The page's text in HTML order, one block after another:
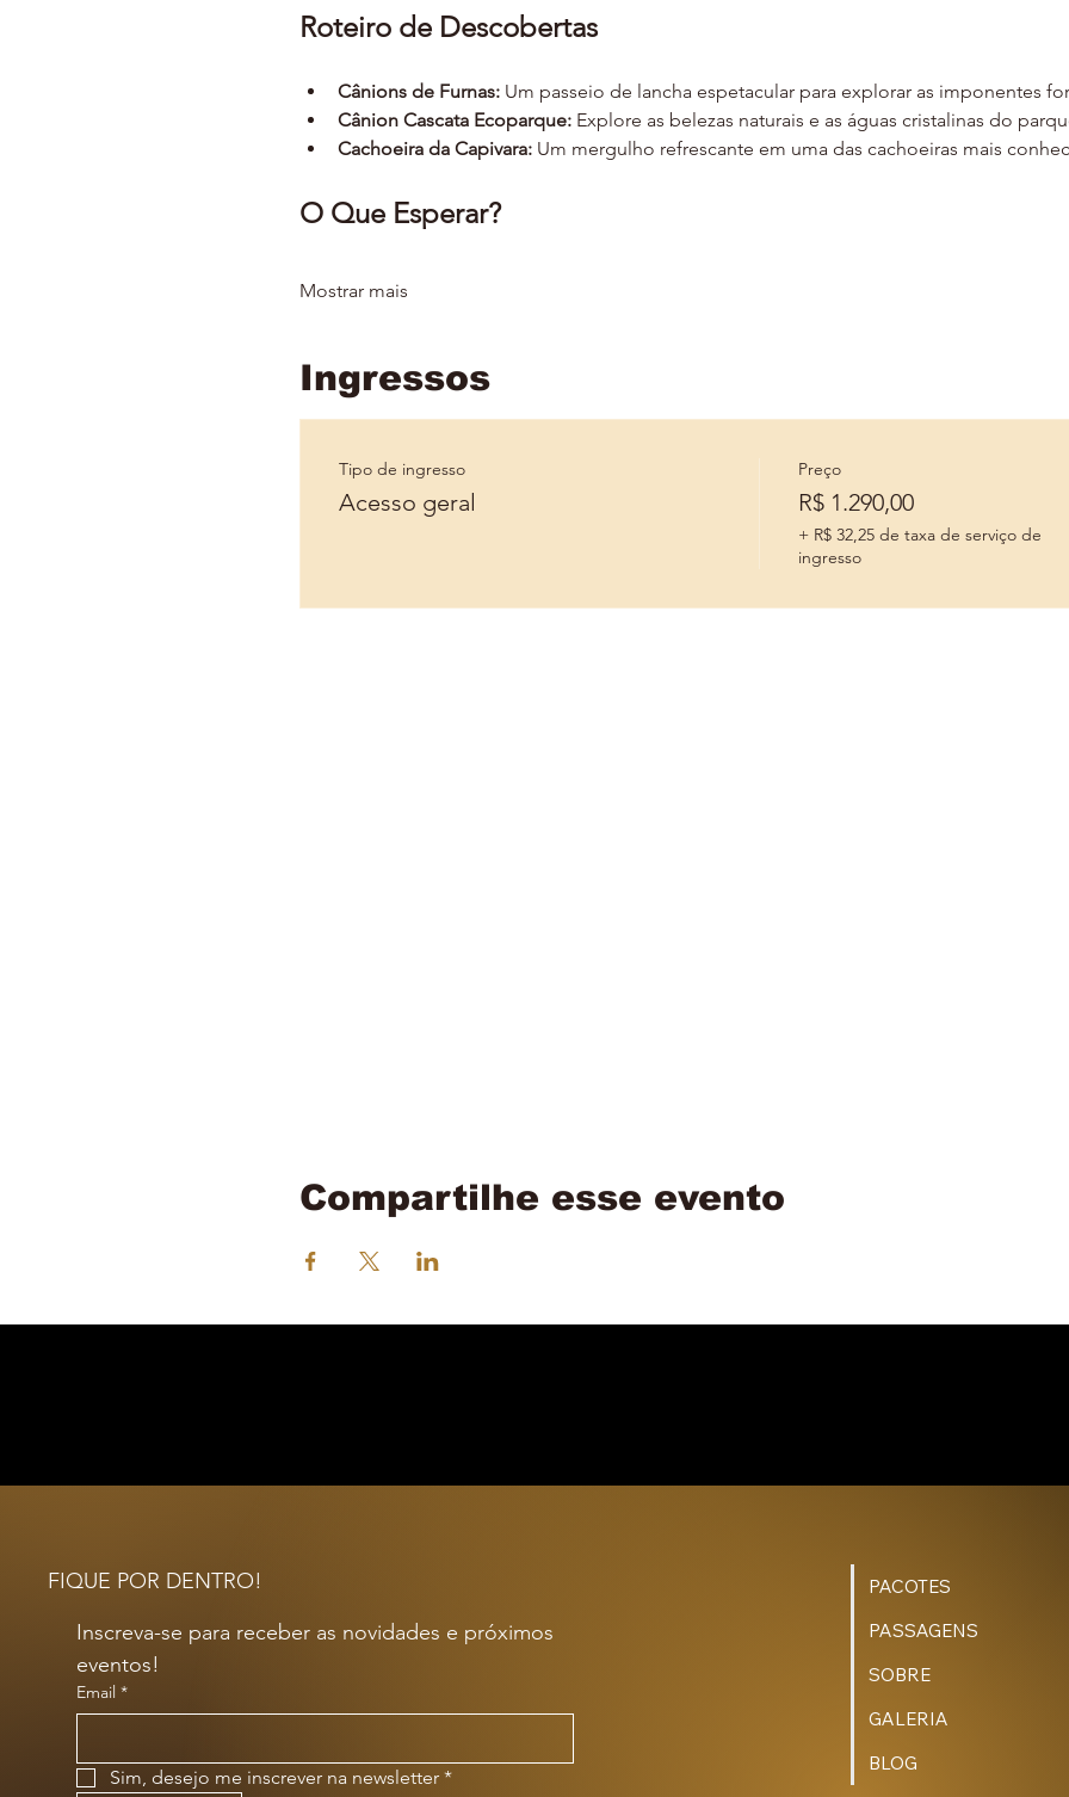
Roteiro de Descobertas
Cânions de Furnas: Um passeio de lancha espetacular para explorar as imponentes
Cânion Cascata Ecoparque: Explore as belezas naturais e as águas cristalinas do
Cachoeira da Capivara: Um mergulho refrescante em uma das cachoeiras mais
O Que Esperar?
Mostrar mais
Ingressos
Tipo de ingresso
Acesso geral
Preço
R$ 1.290,00
+ R$ 32,25 de taxa de serviço de
ingresso
Compartilhe esse evento
FIQUE POR DENTRO!
Inscreva-se para receber as novidades e próximos
eventos!
Email *
Sim, desejo me inscrever na newsletter *
PACOTES
PASSAGENS
SOBRE
GALERIA
BLOG